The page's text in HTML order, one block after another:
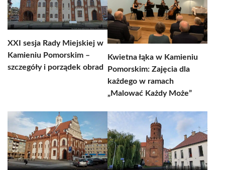
XXI sesja Rady Miejskiej w
Kamieniu Pomorskim –
szczegóły i porządek obrad
Kwietna łąka w Kamieniu
Pomorskim: Zajęcia dla
każdego w ramach
„Malować Każdy Może”